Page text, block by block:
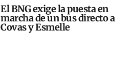
El BNG exige la puesta en
marcha de un bus directo a
Covas y Esmelle